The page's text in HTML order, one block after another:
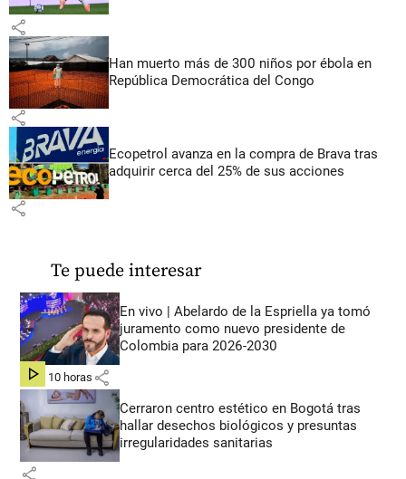
share
Han muerto más de 300 niños por ébola en
República Democrática del Congo
share
Ecopetrol avanza en la compra de Brava tras
adquirir cerca del 25% de sus acciones
share
Te puede interesar
En vivo | Abelardo de la Espriella ya tomó
juramento como nuevo presidente de
Colombia para 2026-2030
hace 10 horas share
Cerraron centro estético en Bogotá tras
hallar desechos biológicos y presuntas
irregularidades sanitarias
share